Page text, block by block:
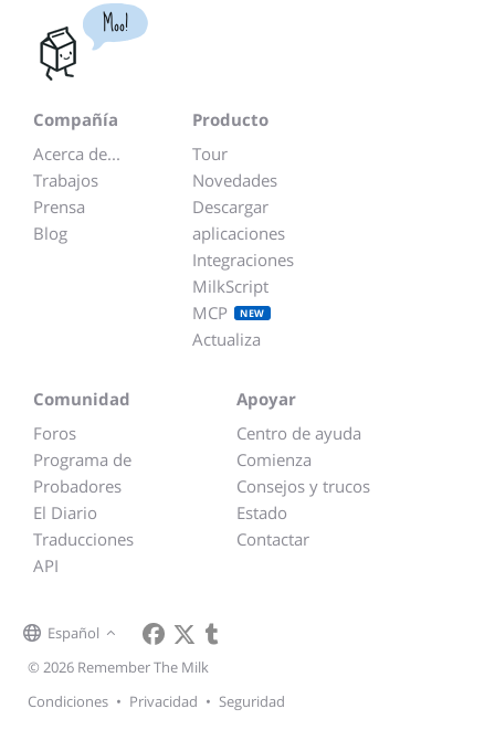
Moo!
Compañía
Acerca de...
Trabajos
Prensa
Blog
Producto
Tour
Novedades
Descargar
aplicaciones
Integraciones
MilkScript
MCP
NEW
Actualiza
Comunidad
Foros
Programa de
Probadores
El Diario
Traducciones
API
Apoyar
Centro de ayuda
Comienza
Consejos y trucos
Estado
Contactar
Español
© 2026 Remember The Milk
Condiciones • Privacidad • Seguridad